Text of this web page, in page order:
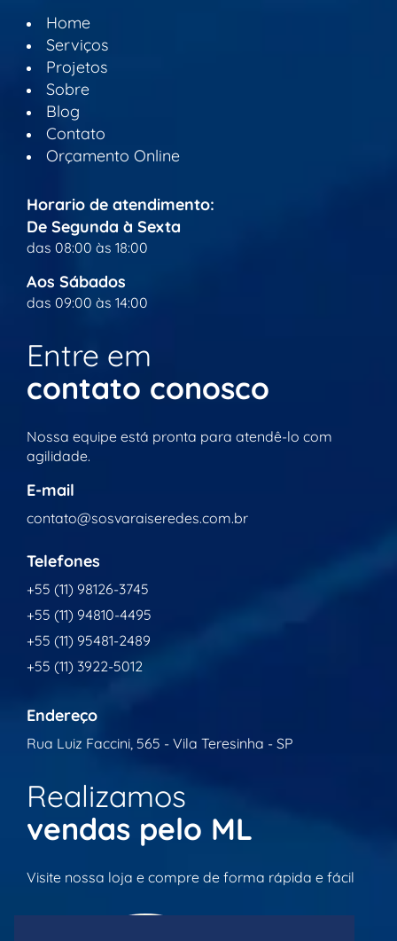
Home
Serviços
Projetos
Sobre
Blog
Contato
Orçamento Online
Horario de atendimento:
De Segunda à Sexta
das 08:00 às 18:00
Aos Sábados
das 09:00 às 14:00
Entre em
contato conosco
Nossa equipe está pronta para atendê-lo com
agilidade.
E-mail
contato@sosvaraiseredes.com.br
Telefones
+55 (11) 98126-3745
+55 (11) 94810-4495
+55 (11) 95481-2489
+55 (11) 3922-5012
Endereço
Rua Luiz Faccini, 565 - Vila Teresinha - SP
Realizamos
vendas pelo ML
Visite nossa loja e compre de forma rápida e fácil